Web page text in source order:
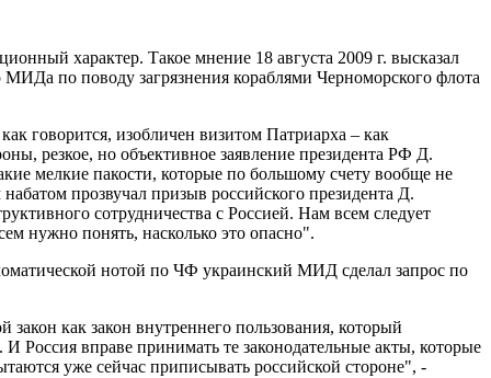
характер. Такое мнение 18 августа 2009 г. высказал
по поводу загрязнения кораблями Черноморского флота
говорится, изобличен визитом Патриарха – как
резкое, но объективное заявление президента РФ Д.
мелкие пакости, которые по большому счету вообще не
прозвучал призыв российского президента Д.
сотрудничества с Россией. Нам всем следует
нужно понять, насколько это опасно".
нотой по ЧФ украинский МИД сделал запрос по
как закон внутреннего пользования, который
Россия вправе принимать те законодательные акты, которые
уже сейчас приписывать российской стороне", -